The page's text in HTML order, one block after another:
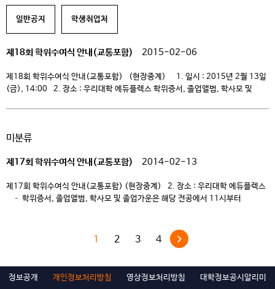
일반공지 학생취업처
제18회 학위수여식 안내(교통포함) 2015-02-06
제18회 학위수여식 안내(교통포함) (현장중계) 1. 일시 : 2015년 2월 13일
(금), 14:00 2. 장소 : 우리대학 에듀플렉스 학위증서, 졸업앨범, 학사모 및
미분류
제17회 학위수여식 안내(교통포함) 2014-02-13
제17회 학위수여식 안내(교통포함) (현장중계) 2. 장소 : 우리대학 에듀플렉스
– 학위증서, 졸업앨범, 학사모 및 졸업가운은 해당 전공에서 11시부터
이용할 경우 대학 인근 지산리조트 주차장에 주차한 후 셔틀버스(지산⇔
1 2 3 4
정보공개 개인정보처리방침 영상정보처리방침 대학정보공시알리미